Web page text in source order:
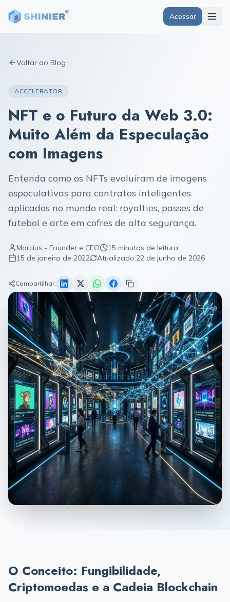
Acessar
Voltar ao Blog
ACCELERATOR
NFT e o Futuro da Web 3.0:
Muito Além da Especulação
com Imagens
Entenda como os NFTs evoluíram de imagens
especulativas para contratos inteligentes
aplicados no mundo real: royalties, passes de
futebol e arte em cofres de alta segurança.
Marcius - Founder e CEO
15 minutos de leitura
15 de janeiro de 2022
Atualizado:22 de junho de 2026
Compartilhar:
O Conceito: Fungibilidade,
Criptomoedas e a Cadeia Blockchain